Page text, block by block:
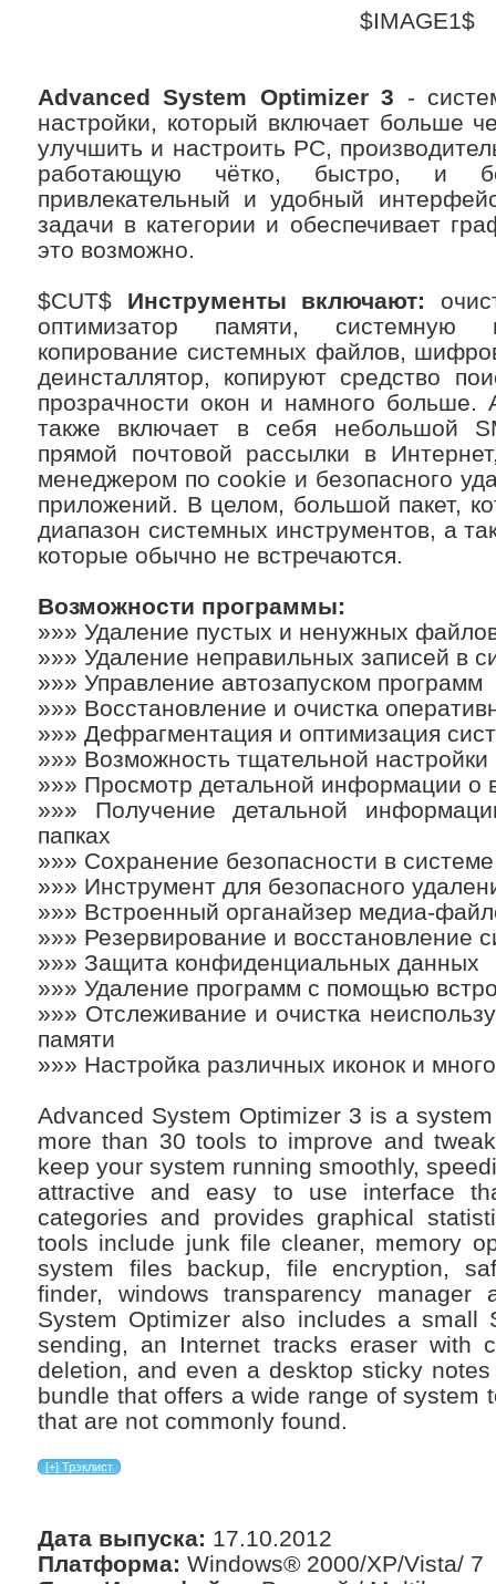
$IMAGE1$
Advanced System Optimizer 3 -
настройки, который включает больше
улучшить и настроить PC,
работающую чётко, быстро, и
привлекательный и удобный
задачи в категории и обеспечивает
это возможно.
$CUT$ Инструменты включают:
оптимизатор памяти, системную
копирование системных файлов,
деинсталлятор, копируют средство
прозрачности окон и намного больше.
также включает в себя небольшой
прямой почтовой рассылки в
менеджером по cookie и безопасного
приложений. В целом, большой пакет,
диапазон системных инструментов, а
которые обычно не встречаются.
Возможности программы:
»»» Удаление пустых и ненужных
»»» Удаление неправильных записей в
»»» Управление автозапуском программ
»»» Восстановление и очистка
»»» Дефрагментация и оптимизация
»»» Возможность тщательной
»»» Просмотр детальной информации о
»»» Получение детальной
папках
»»» Сохранение безопасности в системе
»»» Инструмент для безопасного
»»» Встроенный органайзер медиа-
»»» Резервирование и восстановление
»»» Защита конфиденциальных данных
»»» Удаление программ с помощью
»»» Отслеживание и очистка
памяти
»»» Настройка различных иконок и
Advanced System Optimizer 3 is a
more than 30 tools to improve and
keep your system running smoothly,
attractive and easy to use interface
categories and provides graphical
tools include junk file cleaner, memory
system files backup, file encryption,
finder, windows transparency manager
System Optimizer also includes a small
sending, an Internet tracks eraser with
deletion, and even a desktop sticky
bundle that offers a wide range of system
that are not commonly found.
Дата выпуска: 17.10.2012
Платформа: Windows® 2000/XP/Vista/ 7